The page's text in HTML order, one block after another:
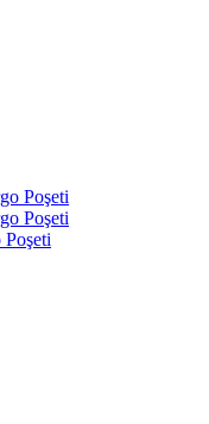
Poşeti
Poşeti